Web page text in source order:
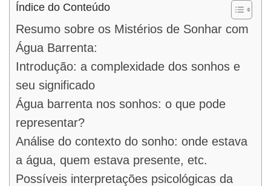
Índice do Conteúdo
Resumo sobre os Mistérios de Sonhar com
Água Barrenta:
Introdução: a complexidade dos sonhos e
seu significado
Água barrenta nos sonhos: o que pode
representar?
Análise do contexto do sonho: onde estava
a água, quem estava presente, etc.
Possíveis interpretações psicológicas da